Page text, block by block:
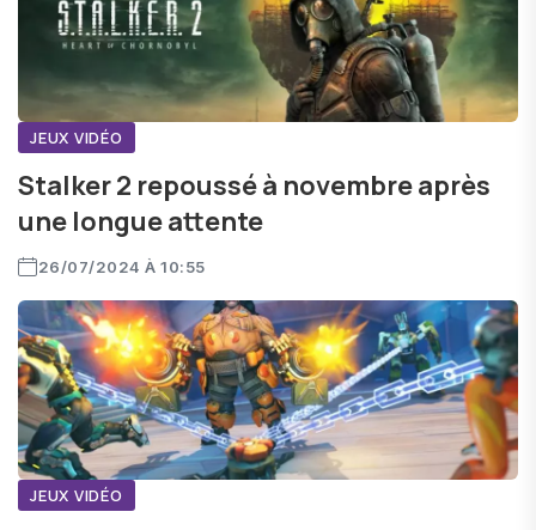
JEUX VIDÉO
Stalker 2 repoussé à novembre après
une longue attente
26/07/2024 À 10:55
JEUX VIDÉO